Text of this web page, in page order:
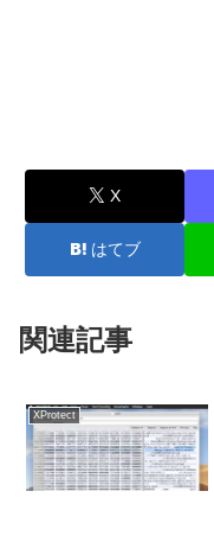
X
はてブ
関連記事
XProtect